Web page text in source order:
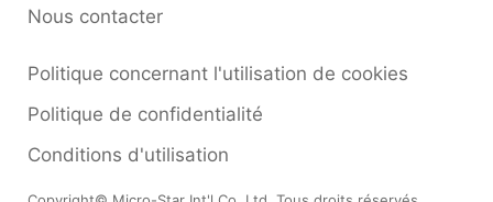
Politique concernant l'utilisation de cookies
Politique de confidentialité
Conditions d'utilisation
Nous contacter